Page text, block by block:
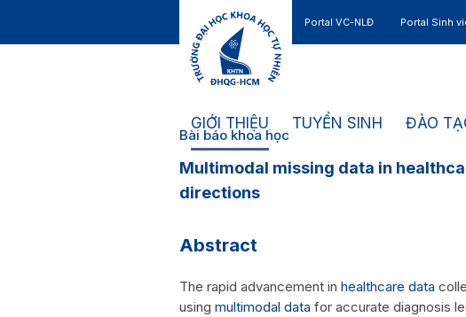
Portal VC-NLĐ Portal Sinh
GIỚI THIỆU TUYỂN SINH ĐÀO
Bài báo khoa học
Multimodal missing data in
directions
Abstract
The rapid advancement in healthcare data
using multimodal data for accurate diagnosis